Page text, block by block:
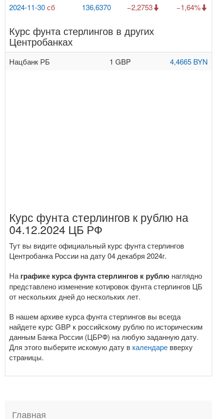
2024-11-30сб 136,6370 −2,2753 −1,64%
Курс фунта стерлингов в других
Центробанках
Нацбанк РБ 1 GBP 4,4665 BYN
Курс фунта стерлингов к рублю на
04.12.2024 ЦБ РФ
Тут вы видите официальный курс фунта стерлингов
Центробанка России на дату 04 декабря 2024г.
На графике курса фунта стерлингов к рублю наглядно
представлено изменение котировок фунта стерлингов ЦБ
от нескольких дней до нескольких лет.
В нашем архиве курса фунта стерлингов вы всегда
найдете курс GBP к российскому рублю по историческим
данным Банка России (ЦБРФ) на любую заданную дату.
Для этого выберите искомую дату в календаре вверху
страницы.
Главная